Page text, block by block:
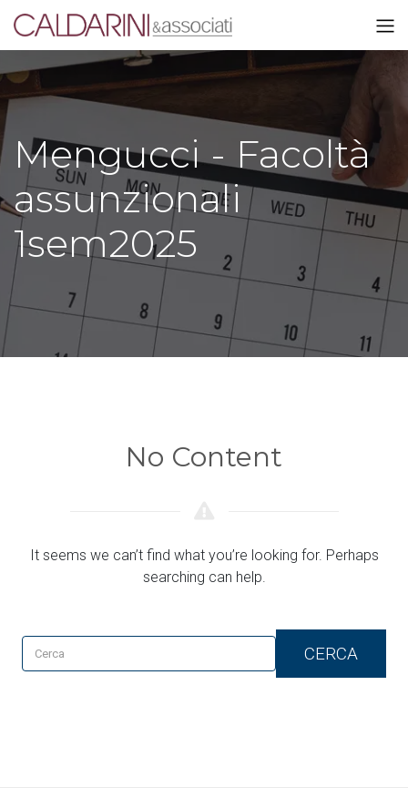
Mengucci - Facoltà
assunzionali
1sem2025
No Content
It seems we can’t find what you’re looking for. Perhaps
searching can help.
CERCA